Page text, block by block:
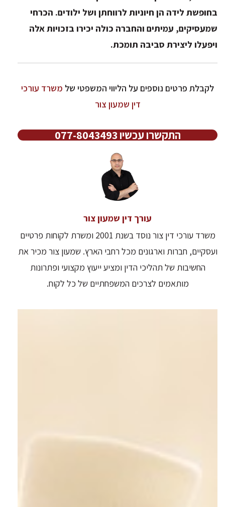
בחופשת לידה הן חיוניות לרווחתן ושל ילודים. הכרחי
שמעסיקים, עמיתים והחברה כולה יכירו בזכויותאלה
ויפעלו ליצירת סביבה תומכת.
לקבלת פרטים נוספים על הליווי המשפטי של משרד עורכי
דין שמעון צור
התקשרו עכשיו 077-8043493
עורך דין שמעון צור
משרד עורכי דין צור נוסד בשנת 2001 ומשרת לקוחות פרטיים
ועסקיים, חברות וארגונים מכל רחבי הארץ. שמעון צור מכיר את
החשיבות של תהליכי הדין ומציע ייעוץ מקצועי ופתרונות
מותאמים לצרכים המשפחתיים של כל לקוח.